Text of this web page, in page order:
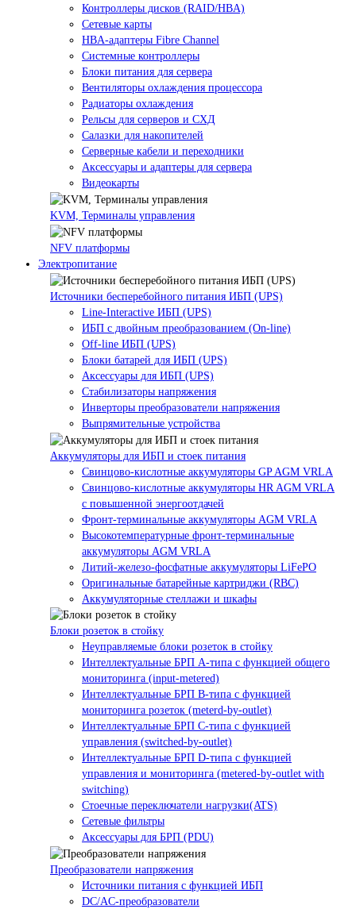
Контроллеры дисков (RAID/HBA)
Сетевые карты
HBA-адаптеры Fibre Channel
Системные контроллеры
Блоки питания для сервера
Вентиляторы охлаждения процессора
Радиаторы охлаждения
Рельсы для серверов и СХД
Салазки для накопителей
Серверные кабели и переходники
Аксессуары и адаптеры для сервера
Видеокарты
KVM, Терминалы управления
NFV платформы
Электропитание
Источники бесперебойного питания ИБП (UPS)
Line-Interactive ИБП (UPS)
ИБП с двойным преобразованием (On-line)
Off-line ИБП (UPS)
Блоки батарей для ИБП (UPS)
Аксессуары для ИБП (UPS)
Стабилизаторы напряжения
Инверторы преобразователи напряжения
Выпрямительные устройства
Аккумуляторы для ИБП и стоек питания
Свинцово-кислотные аккумуляторы GP AGM VRLA
Свинцово-кислотные аккумуляторы HR AGM VRLA
с повышенной энергоотдачей
Фронт-терминальные аккумуляторы AGM VRLA
Высокотемпературные фронт-терминальные
аккумуляторы AGM VRLA
Литий-железо-фосфатные аккумуляторы LiFePO
Оригинальные батарейные картриджи (RBC)
Аккумуляторные стеллажи и шкафы
Блоки розеток в стойку
Неуправляемые блоки розеток в стойку
Интеллектуальные БРП А-типа с функцией общего
мониторинга (input-metered)
Интеллектуальные БРП B-типа с функцией
мониторинга розеток (meterd-by-outlet)
Интеллектуальные БРП C-типа с функцией
управления (switched-by-outlet)
Интеллектуальные БРП D-типа с функцией
управления и мониторинга (metered-by-outlet with
switching)
Стоечные переключатели нагрузки(ATS)
Сетевые фильтры
Аксессуары для БРП (PDU)
Преобразователи напряжения
Источники питания c функцией ИБП
DC/AC-преобразователи